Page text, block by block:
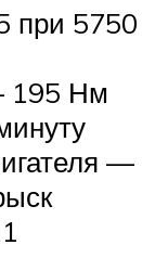
при 5750
195 Нм
—